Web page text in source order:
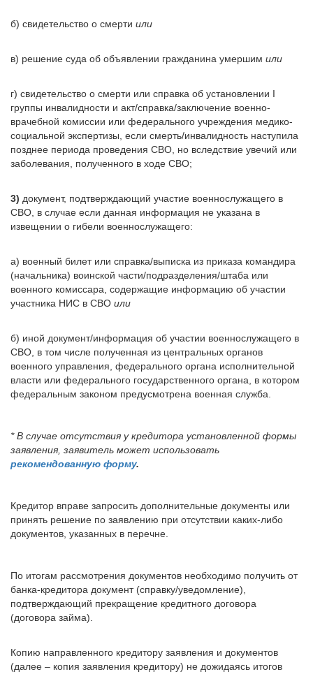
б) свидетельство о смерти или
в) решение суда об объявлении гражданина умершим или
г) свидетельство о смерти или справка об установлении I
группы инвалидности и акт/справка/заключение военно-
врачебной комиссии или федерального учреждения медико-
социальной экспертизы, если смерть/инвалидность наступила
позднее периода проведения СВО, но вследствие увечий или
заболевания, полученного в ходе СВО;
3) документ, подтверждающий участие военнослужащего в
СВО, в случае если данная информация не указана в
извещении о гибели военнослужащего:
а) военный билет или справка/выписка из приказа командира
(начальника) воинской части/подразделения/штаба или
военного комиссара, содержащие информацию об участии
участника НИС в СВО или
б) иной документ/информация об участии военнослужащего в
СВО, в том числе полученная из центральных органов
военного управления, федерального органа исполнительной
власти или федерального государственного органа, в котором
федеральным законом предусмотрена военная служба.
* В случае отсутствия у кредитора установленной формы
заявления, заявитель может использовать
рекомендованную форму.
Кредитор вправе запросить дополнительные документы или
принять решение по заявлению при отсутствии каких-либо
документов, указанных в перечне.
По итогам рассмотрения документов необходимо получить от
банка-кредитора документ (справку/уведомление),
подтверждающий прекращение кредитного договора
(договора займа).
Копию направленного кредитору заявления и документов
(далее – копия заявления кредитору) не дожидаясь итогов